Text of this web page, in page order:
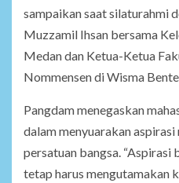
sampaikan saat silaturahmi
Muzzamil Ihsan bersama
Medan dan Ketua-Ketua
Nommensen di Wisma
Pangdam menegaskan
dalam menyuarakan
persatuan bangsa. “Aspirasi
tetap harus mengutamakan